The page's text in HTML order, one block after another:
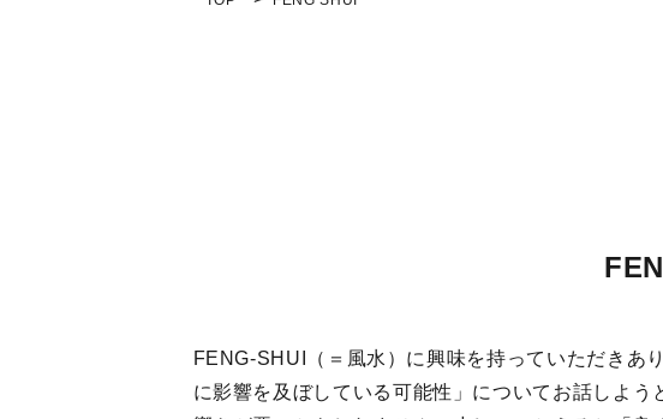
FENG-SHUI（＝風水）に興味を持っていただきあ
に影響を及ぼしている可能性」についてお話しよ